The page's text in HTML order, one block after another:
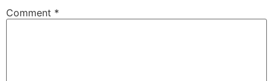
Comment *